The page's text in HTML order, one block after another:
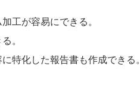
工が容易にできる。
。
特化した報告書も作成できる。